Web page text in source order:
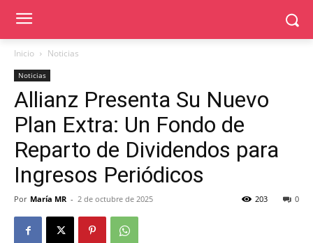
Inicio Noticias
Noticias
Allianz Presenta Su Nuevo
Plan Extra: Un Fondo de
Reparto de Dividendos para
Ingresos Periódicos
Por María MR - 2 de octubre de 2025 0
203